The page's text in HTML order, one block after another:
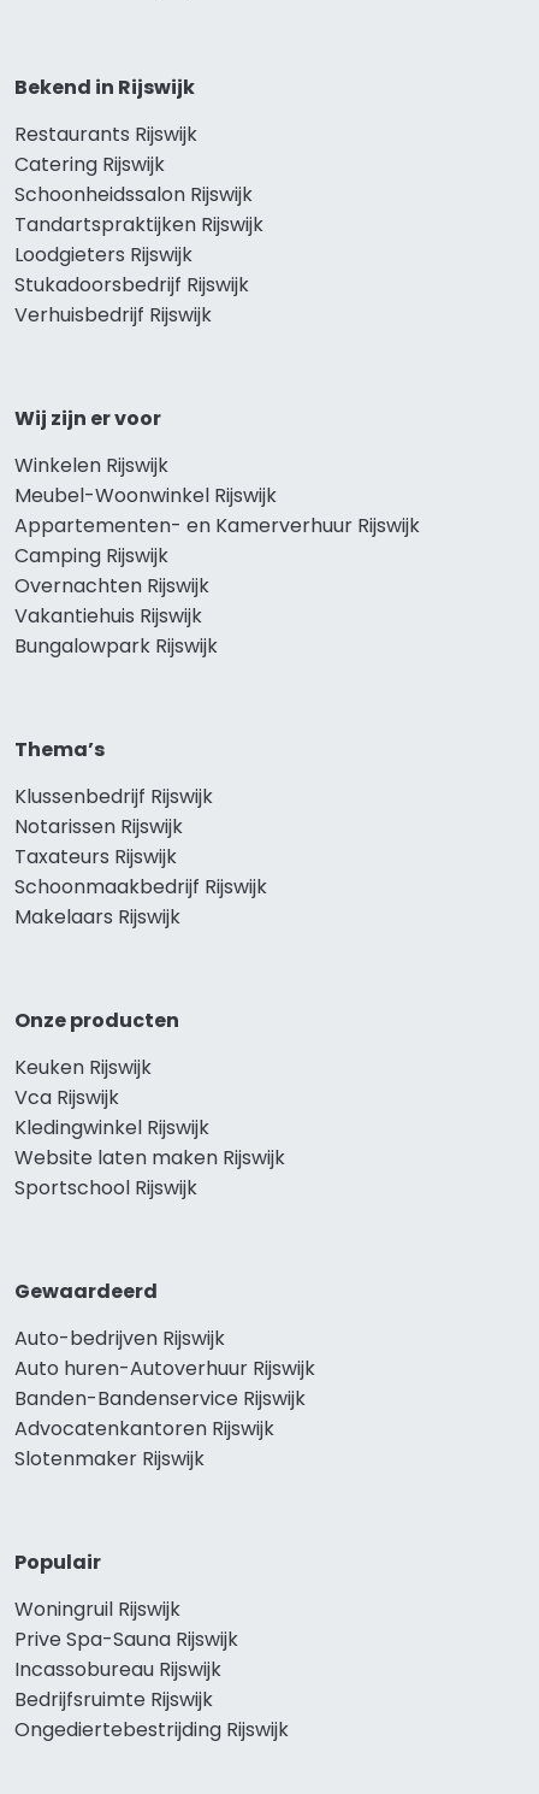
Bekend in Rijswijk
Restaurants Rijswijk
Catering Rijswijk
Schoonheidssalon Rijswijk
Tandartspraktijken Rijswijk
Loodgieters Rijswijk
Stukadoorsbedrijf Rijswijk
Verhuisbedrijf Rijswijk
Wij zijn er voor
Winkelen Rijswijk
Meubel-Woonwinkel Rijswijk
Appartementen- en Kamerverhuur Rijswijk
Camping Rijswijk
Overnachten Rijswijk
Vakantiehuis Rijswijk
Bungalowpark Rijswijk
Thema’s
Klussenbedrijf Rijswijk
Notarissen Rijswijk
Taxateurs Rijswijk
Schoonmaakbedrijf Rijswijk
Makelaars Rijswijk
Onze producten
Keuken Rijswijk
Vca Rijswijk
Kledingwinkel Rijswijk
Website laten maken Rijswijk
Sportschool Rijswijk
Gewaardeerd
Auto-bedrijven Rijswijk
Auto huren-Autoverhuur Rijswijk
Banden-Bandenservice Rijswijk
Advocatenkantoren Rijswijk
Slotenmaker Rijswijk
Populair
Woningruil Rijswijk
Prive Spa-Sauna Rijswijk
Incassobureau Rijswijk
Bedrijfsruimte Rijswijk
Ongediertebestrijding Rijswijk